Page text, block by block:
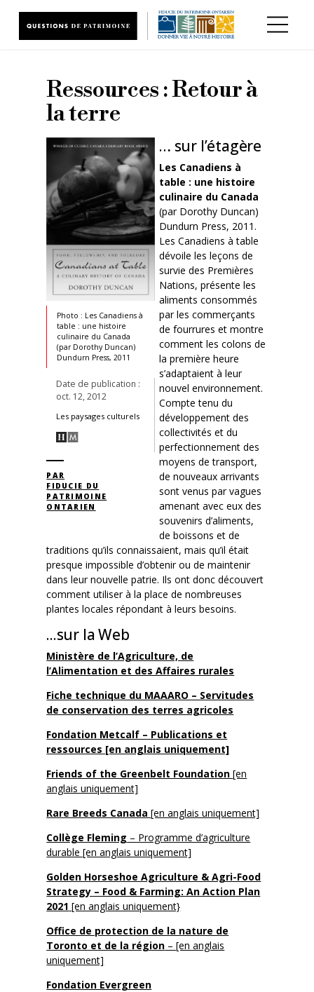
Ressources : Retour à
la terre
Photo : Les Canadiens à
table : une histoire
culinaire du Canada
(par Dorothy Duncan)
Dundurn Press, 2011
Date de publication :
oct. 12, 2012
Les paysages culturels
PAR
FIDUCIE DU
PATRIMOINE
ONTARIEN
… sur l’étagère
Les Canadiens à
table : une histoire
culinaire du Canada
(par Dorothy Duncan)
Dundurn Press, 2011.
Les Canadiens à table
dévoile les leçons de
survie des Premières
Nations, présente les
aliments consommés
par les commerçants
de fourrures et montre
comment les colons de
la première heure
s’adaptaient à leur
nouvel environnement.
Compte tenu du
développement des
collectivités et du
perfectionnement des
moyens de transport,
de nouveaux arrivants
sont venus par vagues
amenant avec eux des
souvenirs d’aliments,
de boissons et de
traditions qu’ils connaissaient, mais qu’il était
presque impossible d’obtenir ou de maintenir
dans leur nouvelle patrie. Ils ont donc découvert
comment utiliser à la place de nombreuses
plantes locales répondant à leurs besoins.
...sur la Web
Ministère de l’Agriculture, de
l’Alimentation et des Affaires rurales
Fiche technique du MAAARO – Servitudes
de conservation des terres agricoles
Fondation Metcalf – Publications et
ressources [en anglais uniquement]
Friends of the Greenbelt Foundation[en
anglais uniquement]
Rare Breeds Canada[en anglais uniquement]
Collège Fleming – Programme d’agriculture
durable [en anglais uniquement]
Golden Horseshoe Agriculture & Agri-Food
Strategy – Food & Farming: An Action Plan
2021 [en anglais uniquement}
Office de protection de la nature de
Toronto et de la région – [en anglais
uniquement]
Fondation Evergreen